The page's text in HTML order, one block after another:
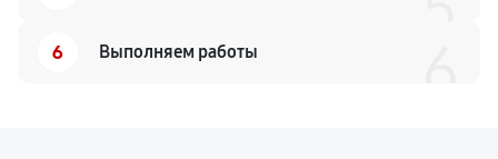
6 Выполняем работы